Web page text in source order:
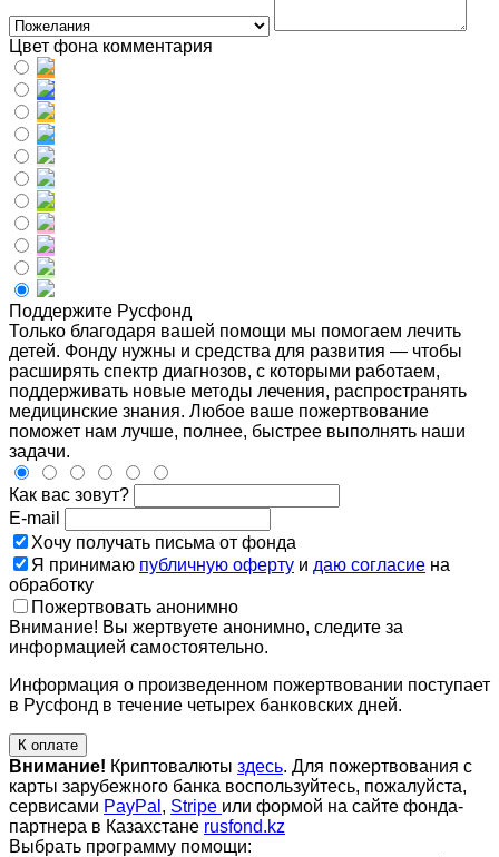
Цвет фона комментария
Поддержите Русфонд
Только благодаря вашей помощи мы помогаем лечить
детей. Фонду нужны и средства для развития — чтобы
расширять спектр диагнозов, с которыми работаем,
поддерживать новые методы лечения, распространять
медицинские знания. Любое ваше пожертвование
поможет нам лучше, полнее, быстрее выполнять наши
задачи.
Как вас зовут?
E-mail
Хочу получать письма от фонда
Я принимаю публичную оферту и даю согласие на
обработку
Пожертвовать анонимно
Внимание! Вы жертвуете анонимно, следите за
информацией самостоятельно.
Информация о произведенном пожертвовании поступает
в Русфонд в течение четырех банковских дней.
К оплате
Внимание! Криптовалюты здесь. Для пожертвования с
карты зарубежного банка воспользуйтесь, пожалуйста,
сервисами PayPal , Stripe или формой на сайте фонда-
партнера в Казахстане rusfond.kz
Выбрать программу помощи: